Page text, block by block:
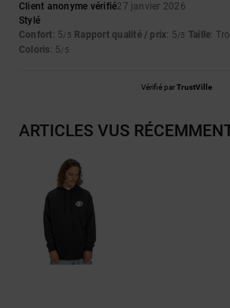
Client anonyme vérifié27 janvier 2026
Stylé
Confort: 5/5 Rapport qualité / prix: 5/5 Taille:
Coloris: 5/5
Vérifié parTrustVille
ARTICLES VUS